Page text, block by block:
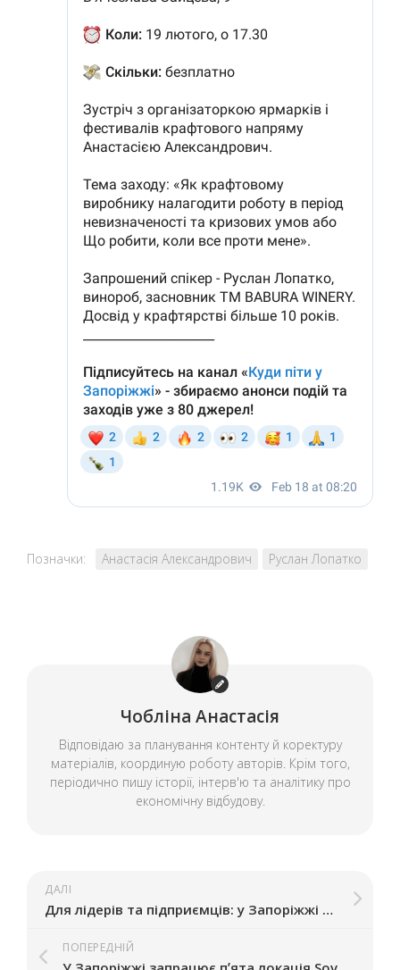
Позначки: Анастасія Александрович Руслан Лопатко
Чобліна Анастасія
Відповідаю за планування контенту й коректуру
матеріалів, координую роботу авторів. Крім того,
періодично пишу історії, інтерв'ю та аналітику про
економічну відбудову.
ДАЛІ
Для лідерів та підприємців: у Запоріжжі проведуть лекцію про розвиток і зміни
ПОПЕРЕДНІЙ